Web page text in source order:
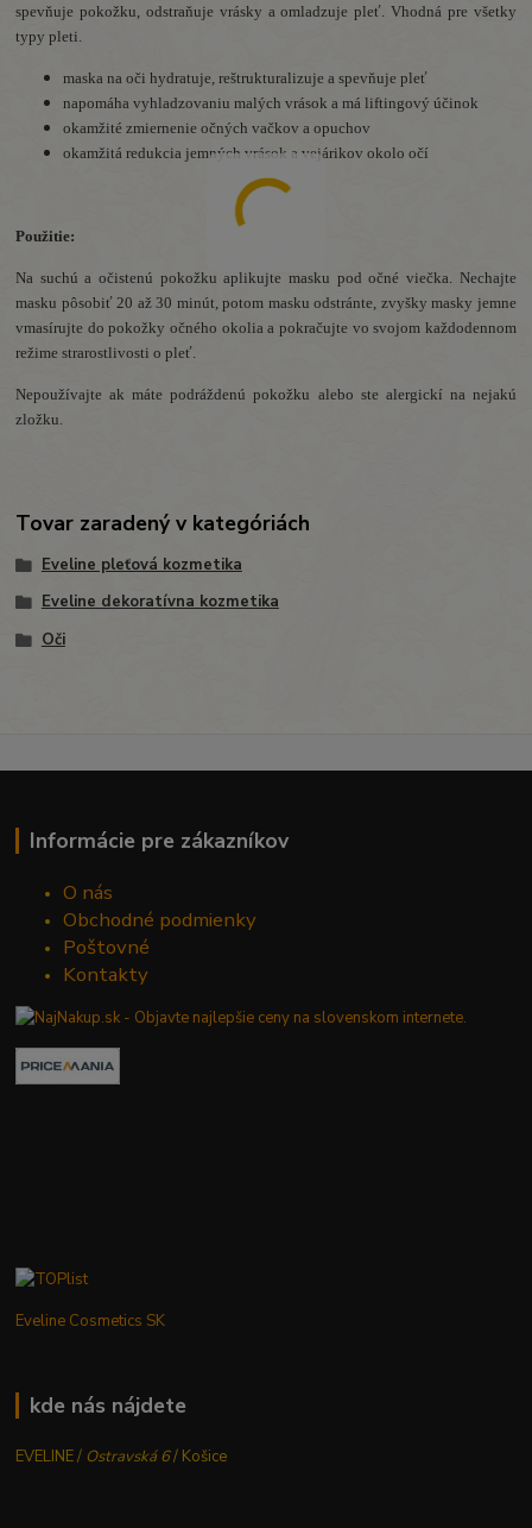
spevňuje pokožku, odstraňuje vrásky a omladzuje pleť.Vhodná pre všetky
typy pleti.
maska na oči hydratuje, reštrukturalizuje a spevňuje pleť
napomáha vyhladzovaniu malých vrások a má liftingový účinok
okamžité zmiernenie očných vačkov a opuchov
okamžitá redukcia jemných vrások a vejárikov okolo očí
Použitie:
Na suchú a očistenú pokožku aplikujte masku pod očné viečka. Nechajte
masku pôsobiť 20 až 30 minút, potom masku odstránte, zvyšky masky jemne
vmasírujte do pokožky očného okolia a pokračujte vo svojom každodennom
režime strarostlivosti o pleť.
Nepoužívajte ak máte podráždenú pokožku alebo ste alergickí na nejakú
zložku.
Tovar zaradený v kategóriách
Eveline pleťová kozmetika
Eveline dekoratívna kozmetika
Oči
Informácie pre zákazníkov
O nás
Obchodné podmienky
Poštovné
Kontakty
Eveline Cosmetics SK
kde nás nájdete
EVELINE / Ostravská 6/ Košice